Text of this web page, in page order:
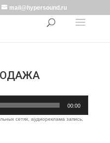
mail@hypersound.ru
00:00
сетях, аудиореклама запись,